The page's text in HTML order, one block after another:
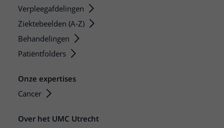
Verpleegafdelingen
Ziektebeelden (A-Z)
Behandelingen
Patiëntfolders
Onze expertises
Cancer
Over het UMC Utrecht